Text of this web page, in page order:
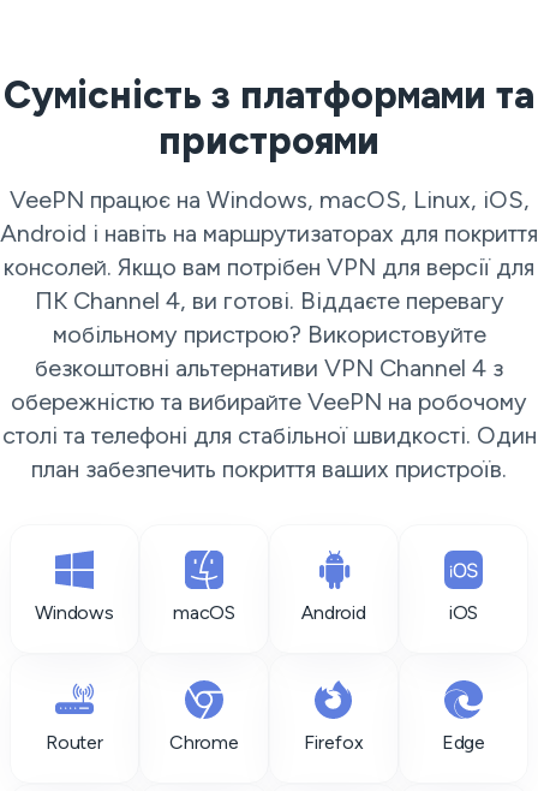
Сумісність з платформами та
пристроями
VeePN працює на Windows, macOS, Linux, iOS,
Android і навіть на маршрутизаторах для покриття
консолей. Якщо вам потрібен VPN для версії для
ПК Channel 4, ви готові. Віддаєте перевагу
мобільному пристрою? Використовуйте
безкоштовні альтернативи VPN Channel 4 з
обережністю та вибирайте VeePN на робочому
столі та телефоні для стабільної швидкості. Один
план забезпечить покриття ваших пристроїв.
Windows macOS Android iOS
Router Chrome Firefox Edge